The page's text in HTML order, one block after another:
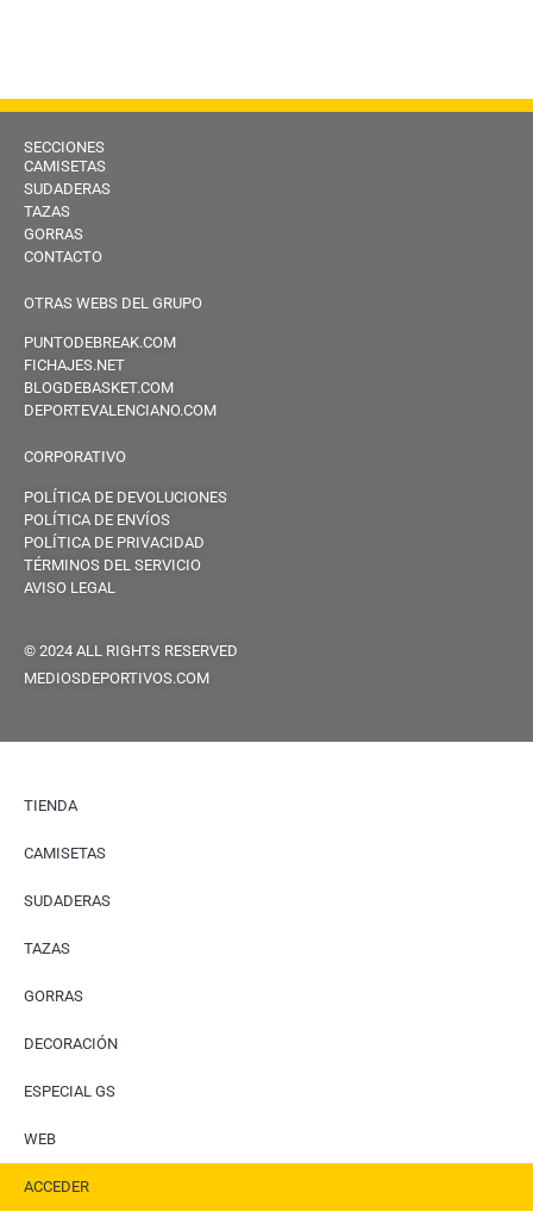
SECCIONES
CAMISETAS
SUDADERAS
TAZAS
GORRAS
CONTACTO
OTRAS WEBS DEL GRUPO
PUNTODEBREAK.COM
FICHAJES.NET
BLOGDEBASKET.COM
DEPORTEVALENCIANO.COM
CORPORATIVO
POLÍTICA DE DEVOLUCIONES
POLÍTICA DE ENVÍOS
POLÍTICA DE PRIVACIDAD
TÉRMINOS DEL SERVICIO
AVISO LEGAL
© 2024 ALL RIGHTS RESERVED
MEDIOSDEPORTIVOS.COM
TIENDA
CAMISETAS
SUDADERAS
TAZAS
GORRAS
DECORACIÓN
ESPECIAL GS
WEB
ACCEDER